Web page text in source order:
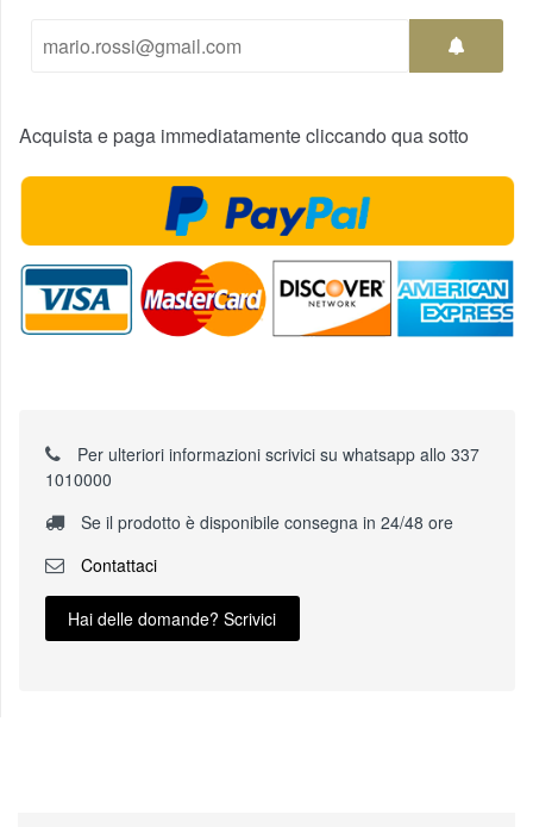
Acquista e paga immediatamente cliccando qua sotto
Per ulteriori informazioni scrivici su whatsapp allo 337
1010000
Se il prodotto è disponibile consegna in 24/48 ore
Contattaci
Hai delle domande? Scrivici